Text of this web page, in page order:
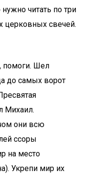
читать по три
церковных свечей.
помоги. Шел
до самых ворот
Михаил.
они всю
ссоры
на место
Укрепи мир их